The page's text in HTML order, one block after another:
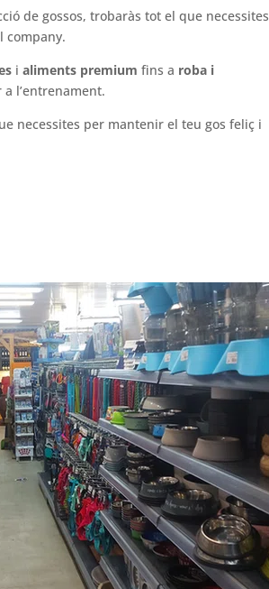
de gossos, trobaràs tot el que necessites
company.
i aliments premium fins a roba i
l’entrenament.
necessites per mantenir el teu gos feliç i